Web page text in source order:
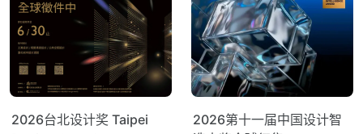
2026台北设计奖 Taipei
2026第十一届中国设计智